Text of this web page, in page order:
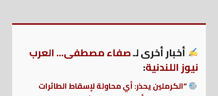
أخبار أخرى لـصفاء مصطفى... العرب
نيوز اللندنية:
“الكرملين يحذر: أي محاولة لإسقاط الطائرات